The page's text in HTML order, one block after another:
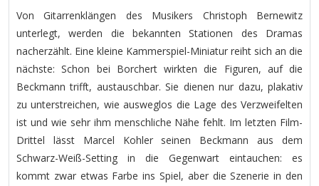
Von Gitarrenklängen des Musikers Christoph Bernewitz
unterlegt, werden die bekannten Stationen des Dramas
nacherzählt. Eine kleine Kammerspiel-Miniatur reiht sich an die
nächste: Schon bei Borchert wirkten die Figuren, auf die
Beckmann trifft, austauschbar. Sie dienen nur dazu, plakativ
zu unterstreichen, wie ausweglos die Lage des Verzweifelten
ist und wie sehr ihm menschliche Nähe fehlt. Im letzten Film-
Drittel lässt Marcel Kohler seinen Beckmann aus dem
Schwarz-Weiß-Setting in die Gegenwart eintauchen: es
kommt zwar etwas Farbe ins Spiel, aber die Szenerie in den